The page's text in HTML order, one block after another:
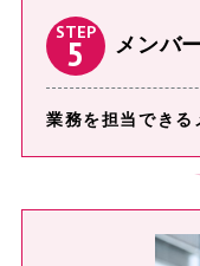
STEP
5 メンバ
業務を担当できる